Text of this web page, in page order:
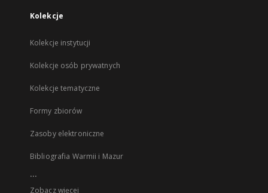
Kolekcje
Kolekcje instytucji
Kolekcje osób prywatnych
Kolekcje tematyczne
Formy zbiorów
Zasoby elektroniczne
Bibliografia Warmii i Mazur
...
Zobacz więcej